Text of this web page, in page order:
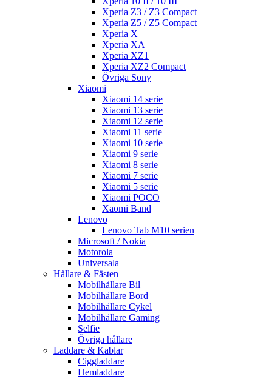
Xperia Z3 / Z3 Compact
Xperia Z5 / Z5 Compact
Xperia X
Xperia XA
Xperia XZ1
Xperia XZ2 Compact
Övriga Sony
Xiaomi
Xiaomi 14 serie
Xiaomi 13 serie
Xiaomi 12 serie
Xiaomi 11 serie
Xiaomi 10 serie
Xiaomi 9 serie
Xiaomi 8 serie
Xiaomi 7 serie
Xiaomi 5 serie
Xiaomi POCO
Xaomi Band
Lenovo
Lenovo Tab M10 serien
Microsoft / Nokia
Motorola
Universala
Hållare & Fästen
Mobilhållare Bil
Mobilhållare Bord
Mobilhållare Cykel
Mobilhållare Gaming
Selfie
Övriga hållare
Laddare & Kablar
Ciggladdare
Hemladdare